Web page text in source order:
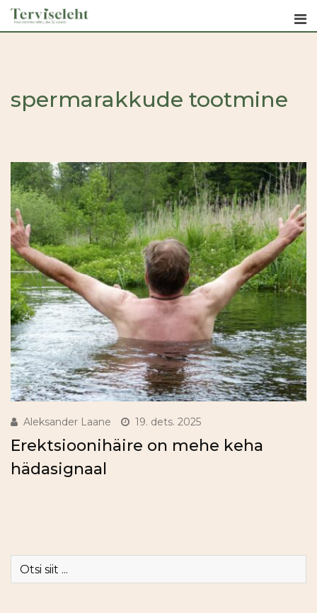
Skip
spermarakkude tootmine
Aleksander Laane 19. dets. 2025
Erektsioonihäire on mehe keha
hädasignaal